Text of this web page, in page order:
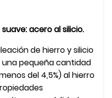
acero al silicio.
de hierro y silicio
pequeña cantidad
del 4,5%) al hierro